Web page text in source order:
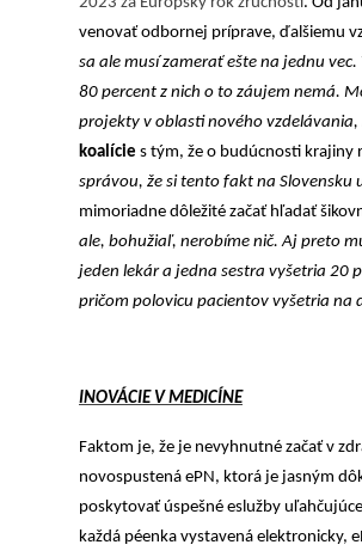
venovať odbornej príprave, ďalšiemu
sa ale musí zamerať ešte na jednu
80 percent z nich o to záujem nemá.
projekty v oblasti nového vzdelávania,
koalície s tým, že o budúcnosti
správou, že si tento fakt na Slovensku
mimoriadne dôležité začať hľadať
ale, bohužiaľ, nerobíme nič. Aj preto
jeden lekár a jedna sestra vyšetria 20
pričom polovicu pacientov vyšetria na
INOVÁCIE V MEDICÍNE
Faktom je, že je nevyhnutné začať v
novospustená ePN, ktorá je jasným
poskytovať úspešné eslužby
každá péenka vystavená elektronicky,